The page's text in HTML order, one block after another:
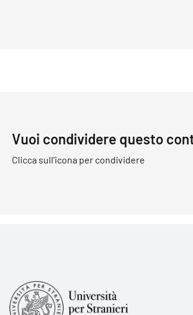
Vuoi condividere questo
Clicca sull'icona per condividere